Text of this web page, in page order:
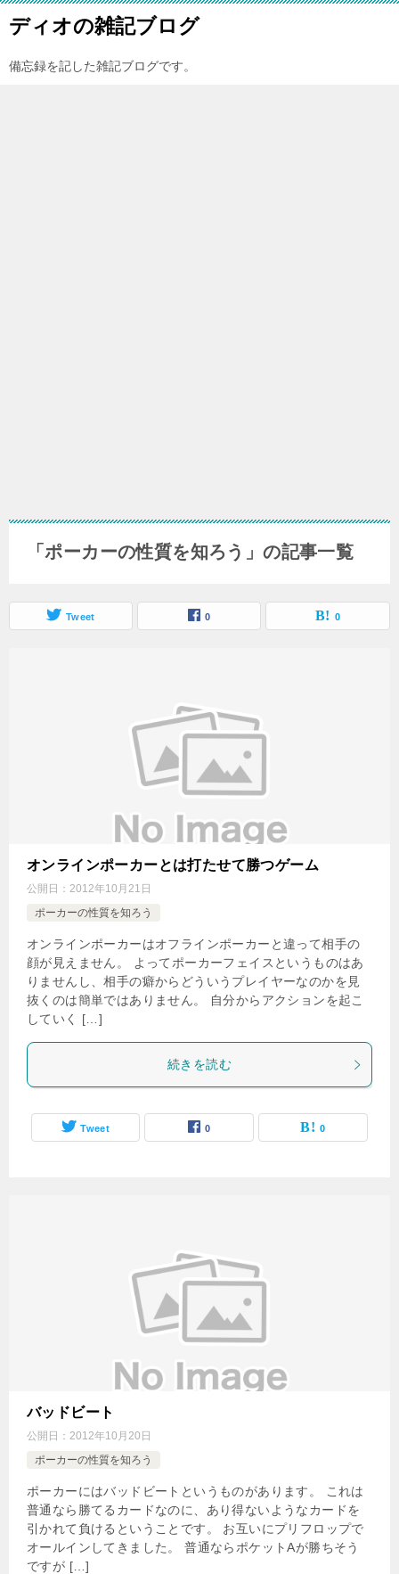
ディオの雑記ブログ
備忘録を記した雑記ブログです。
「ポーカーの性質を知ろう」の記事一覧
Tweet 0 0
オンラインポーカーとは打たせて勝つゲーム
公開日： 2012年10月21日
ポーカーの性質を知ろう
オンラインポーカーはオフラインポーカーと違って相手の
顔が見えません。 よってポーカーフェイスというものはあ
りませんし、相手の癖からどういうプレイヤーなのかを見
抜くのは簡単ではありません。 自分からアクションを起こ
していく […]
続きを読む
Tweet 0 0
バッドビート
公開日： 2012年10月20日
ポーカーの性質を知ろう
ポーカーにはバッドビートというものがあります。 これは
普通なら勝てるカードなのに、あり得ないようなカードを
引かれて負けるということです。 お互いにプリフロップで
オールインしてきました。 普通ならポケットAが勝ちそう
ですが […]